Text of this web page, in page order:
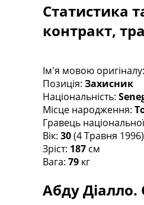
Англія.
Іспанія. Ла
Ще Турніри
Чемпіонат
Таблиця УПЛ
Перша Ліга
Таблиця
Таблиця Ла
Таблиця
Всі таблиці
Рейтинги
Рейтинг
Рейтинг
Статистика
контракт,
Ім'я мовою оригіналу:
Позиція: Захисник
Національність:
Місце народження:
Гравець
Вік: 30(4 Травня 1996)
Зріст: 187 см
Вага: 79 кг
Абду Діалло.